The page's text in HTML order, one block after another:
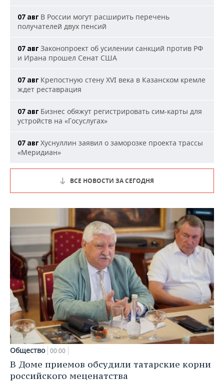
07 авг В России могут расширить перечень
получателей двух пенсий
07 авг Законопроект об усилении санкций против РФ
и Ирана прошел Сенат США
07 авг Крепостную стену XVI века в Казанском кремле
ждет реставрация
07 авг Бизнес обяжут регистрировать сим-карты для
устройств на «Госуслугах»
07 авг Хуснуллин заявил о заморозке проекта трассы
«Меридиан»
ВСЕ НОВОСТИ ЗА СЕГОДНЯ
Общество 00:00
В Доме приемов обсудили татарские корни
российского меценатства